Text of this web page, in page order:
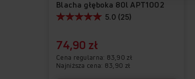
74,90 zł
Cena regularna 83,90 zł
Najniższa cena: 83,90 zł
Blacha głęboka 80l APT1002
5.0 (25)